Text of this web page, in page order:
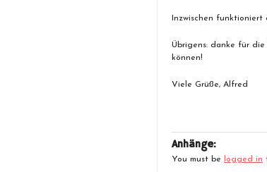
Inzwischen funktioniert
Übrigens: danke für
können!
Viele Grüße, Alfred
Anhänge:
You must be logged in